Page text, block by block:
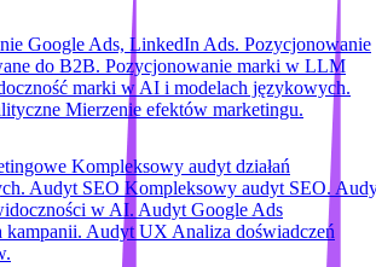
Google Ads, LinkedIn Ads. Pozycjonowanie
do B2B. Pozycjonowanie marki w LLM
marki w AI i modelach językowych.
Mierzenie efektów marketingu.
Kompleksowy audyt działań
Audyt SEO Kompleksowy audyt SEO.
w AI. Audyt Google Ads
kampanii. Audyt UX Analiza doświadczeń